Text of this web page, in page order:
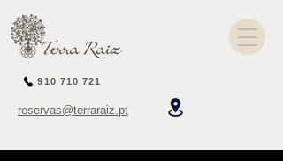
910 710 721
reservas@terraraiz.pt